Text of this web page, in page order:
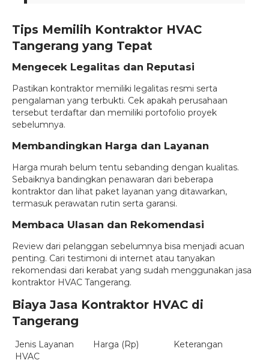
Tips Memilih Kontraktor HVAC
Tangerang yang Tepat
Mengecek Legalitas dan Reputasi
Pastikan kontraktor memiliki legalitas resmi serta
pengalaman yang terbukti. Cek apakah perusahaan
tersebut terdaftar dan memiliki portofolio proyek
sebelumnya.
Membandingkan Harga dan Layanan
Harga murah belum tentu sebanding dengan kualitas.
Sebaiknya bandingkan penawaran dari beberapa
kontraktor dan lihat paket layanan yang ditawarkan,
termasuk perawatan rutin serta garansi.
Membaca Ulasan dan Rekomendasi
Review dari pelanggan sebelumnya bisa menjadi acuan
penting. Cari testimoni di internet atau tanyakan
rekomendasi dari kerabat yang sudah menggunakan jasa
kontraktor HVAC Tangerang.
Biaya Jasa Kontraktor HVAC di
Tangerang
Jenis Layanan
HVAC
Harga (Rp) Keterangan